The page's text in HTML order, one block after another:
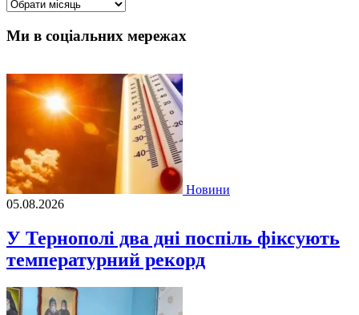
Ми в соціальних мережах
Новини
05.08.2026
У Тернополі два дні поспіль фіксують
температурний рекорд